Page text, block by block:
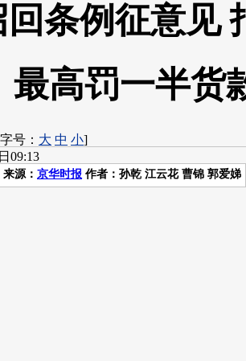
条例征意见
最高罚一半货
号： 大 中 小]
09:13
来源： 京华时报 作者：孙乾 江云花 曹锦 郭爱娣